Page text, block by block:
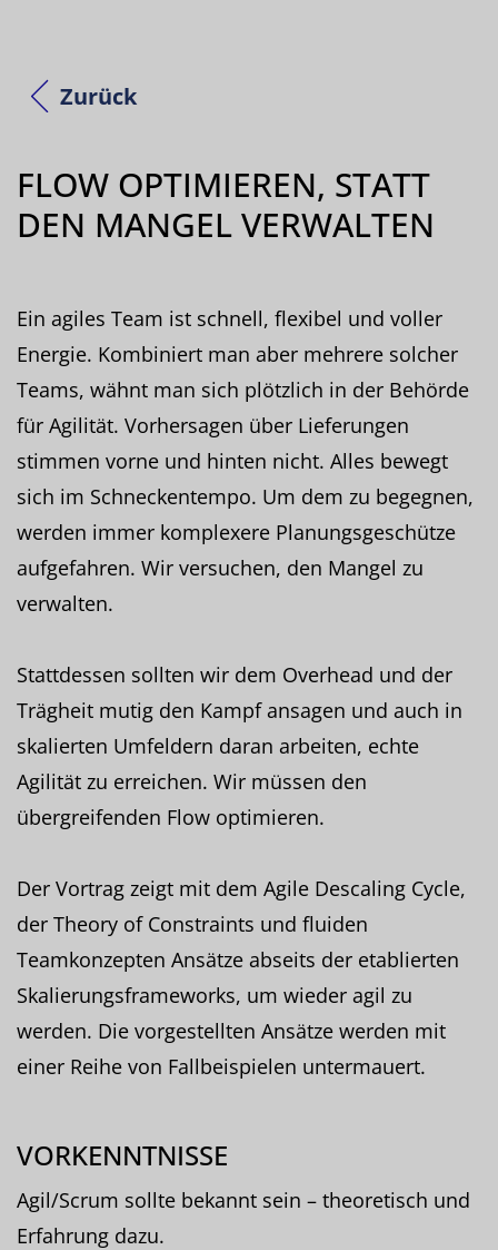
Zurück
FLOW OPTIMIEREN, STATT
DEN MANGEL VERWALTEN
Ein agiles Team ist schnell, flexibel und voller
Energie. Kombiniert man aber mehrere solcher
Teams, wähnt man sich plötzlich in der Behörde
für Agilität. Vorhersagen über Lieferungen
stimmen vorne und hinten nicht. Alles bewegt
sich im Schneckentempo. Um dem zu begegnen,
werden immer komplexere Planungsgeschütze
aufgefahren. Wir versuchen, den Mangel zu
verwalten.
Stattdessen sollten wir dem Overhead und der
Trägheit mutig den Kampf ansagen und auch in
skalierten Umfeldern daran arbeiten, echte
Agilität zu erreichen. Wir müssen den
übergreifenden Flow optimieren.
Der Vortrag zeigt mit dem Agile Descaling Cycle,
der Theory of Constraints und fluiden
Teamkonzepten Ansätze abseits der etablierten
Skalierungsframeworks, um wieder agil zu
werden. Die vorgestellten Ansätze werden mit
einer Reihe von Fallbeispielen untermauert.
VORKENNTNISSE
Agil/Scrum sollte bekannt sein – theoretisch und
Erfahrung dazu.